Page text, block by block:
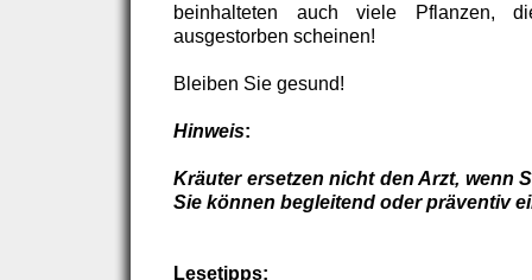
beinhalteten auch viele Pflanzen,
ausgestorben scheinen!
Bleiben Sie gesund!
Hinweis:
Kräuter ersetzen nicht den Arzt, wenn
Sie können begleitend oder präventiv
Lesetipps: